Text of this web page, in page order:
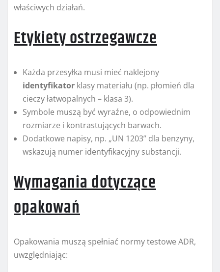
właściwych działań.
Etykiety ostrzegawcze
Każda przesyłka musi mieć naklejony
identyfikator klasy materiału (np. płomień dla
cieczy łatwopalnych – klasa 3).
Symbole muszą być wyraźne, o odpowiednim
rozmiarze i kontrastujących barwach.
Dodatkowe napisy, np. „UN 1203” dla benzyny,
wskazują numer identyfikacyjny substancji.
Wymagania dotyczące
opakowań
Opakowania muszą spełniać normy testowe ADR,
uwzględniając: